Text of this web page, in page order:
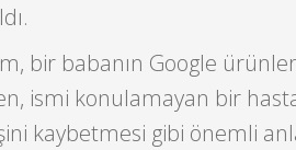
bir babanın Google
ismi konulamayan bir
kaybetmesi gibi önemli